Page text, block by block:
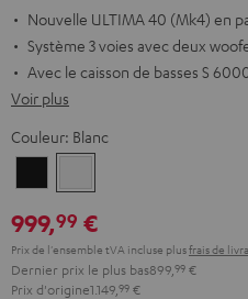
Nouvelle ULTIMA 40 (Mk4) en
Système 3 voies avec deux
Avec le caisson de basses S
Voir plus
Couleur: Blanc
999,99 €
Prix de l'ensemble tVA incluse plusfrais de
Dernier prix le plus bas899, 99 €
Prix d'origine1.149, 99 €